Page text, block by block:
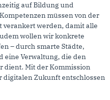
auf Bildung und
müssen von der
verankert werden, damit alle
wollen wir konkrete
– durch smarte Städte,
eine Verwaltung, die den
dient. Mit der Kommission
digitalen Zukunft entschlossen